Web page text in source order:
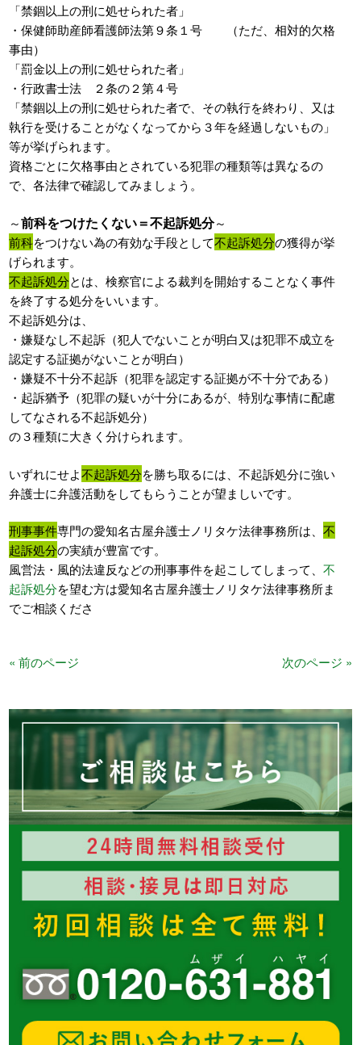
「禁錮以上の刑に処せられた者」
・保健師助産師看護師法第９条１号 （ただ、相対的欠格
事由）
「罰金以上の刑に処せられた者」
・行政書士法 ２条の２第４号
「禁錮以上の刑に処せられた者で、その執行を終わり、又は
執行を受けることがなくなってから３年を経過しないもの」
等が挙げられます。
資格ごとに欠格事由とされている犯罪の種類等は異なるの
で、各法律で確認してみましょう。
～前科をつけたくない＝不起訴処分～
前科をつけない為の有効な手段として不起訴処分の獲得が挙
げられます。
不起訴処分とは、検察官による裁判を開始することなく事件
を終了する処分をいいます。
不起訴処分は、
・嫌疑なし不起訴（犯人でないことが明白又は犯罪不成立を
認定する証拠がないことが明白）
・嫌疑不十分不起訴（犯罪を認定する証拠が不十分である）
・起訴猶予（犯罪の疑いが十分にあるが、特別な事情に配慮
してなされる不起訴処分）
の３種類に大きく分けられます。
いずれにせよ不起訴処分を勝ち取るには、不起訴処分に強い
弁護士に弁護活動をしてもらうことが望ましいです。
刑事事件専門の愛知名古屋弁護士ノリタケ法律事務所は、不
起訴処分の実績が豊富です。
風営法・風的法違反などの刑事事件を起こしてしまって、不
起訴処分を望む方は愛知名古屋弁護士ノリタケ法律事務所ま
でご相談くださ
« 前のページ 次のページ »